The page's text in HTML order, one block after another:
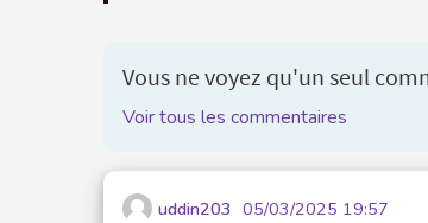
Vous ne voyez qu'un seul
Voir tous les commentaires
uddin203 05/03/2025 19:57